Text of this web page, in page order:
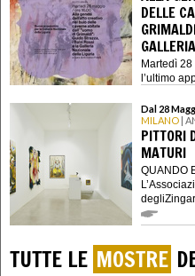
DELLE
Martedì
l’ultimo
Dal 28
MILANO |
PITTORI
MATURI
QUANDO
TUTTE LE MOSTRE